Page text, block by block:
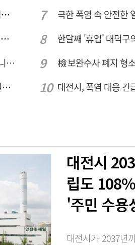
정부 국가철도망 계획에 대전시 역량 집중해야
대전시 2037년 전력자립도 108% 달성 관건은 '주민 수용성'
[르포] 대청호 녹조 시작점 추소리 가보니…걷어내도 짙은 초록빛
[교육부 하반기 업무계획] 국가인재위원회 신설… 거점국립대 3곳 성장엔진·AI 분야 패키지 지원
대전시, 폭염 대응 긴
대전시
립도
'주민 수용
대전시가 2037년